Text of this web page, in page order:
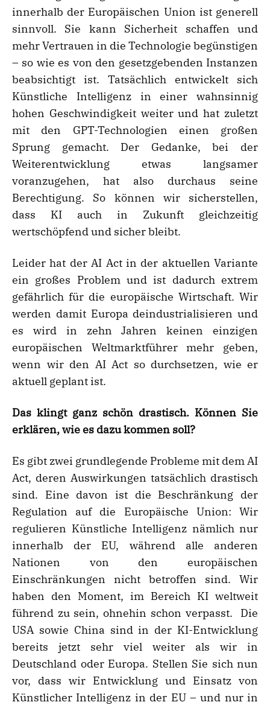
innerhalb der Europäischen Union ist generell
sinnvoll. Sie kann Sicherheit schaffen und
mehr Vertrauen in die Technologie begünstigen
– so wie es von den gesetzgebenden Instanzen
beabsichtigt ist. Tatsächlich entwickelt sich
Künstliche Intelligenz in einer wahnsinnig
hohen Geschwindigkeit weiter und hat zuletzt
mit den GPT-Technologien einen großen
Sprung gemacht. Der Gedanke, bei der
Weiterentwicklung etwas langsamer
voranzugehen, hat also durchaus seine
Berechtigung. So können wir sicherstellen,
dass KI auch in Zukunft gleichzeitig
wertschöpfend und sicher bleibt.
Leider hat der AI Act in der aktuellen Variante
ein großes Problem und ist dadurch extrem
gefährlich für die europäische Wirtschaft. Wir
werden damit Europa deindustrialisieren und
es wird in zehn Jahren keinen einzigen
europäischen Weltmarktführer mehr geben,
wenn wir den AI Act so durchsetzen, wie er
aktuell geplant ist.
Das klingt ganz schön drastisch. Können Sie
erklären, wie es dazu kommen soll?
Es gibt zwei grundlegende Probleme mit dem AI
Act, deren Auswirkungen tatsächlich drastisch
sind. Eine davon ist die Beschränkung der
Regulation auf die Europäische Union: Wir
regulieren Künstliche Intelligenz nämlich nur
innerhalb der EU, während alle anderen
Nationen von den europäischen
Einschränkungen nicht betroffen sind. Wir
haben den Moment, im Bereich KI weltweit
führend zu sein, ohnehin schon verpasst. Die
USA sowie China sind in der KI-Entwicklung
bereits jetzt sehr viel weiter als wir in
Deutschland oder Europa. Stellen Sie sich nun
vor, dass wir Entwicklung und Einsatz von
Künstlicher Intelligenz in der EU – und nur in